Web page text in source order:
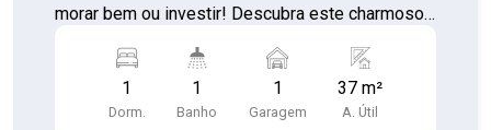
morar bem ou investir! Descubra este charmoso
praticidade, conforto e uma excelente localização
em Presidente Altino, Osasco. 1 dormitório com
armário planejado Sala aconchegante com sacada
1
Dorm.
1
Banho
1
Garagem
37 m²
A. Útil